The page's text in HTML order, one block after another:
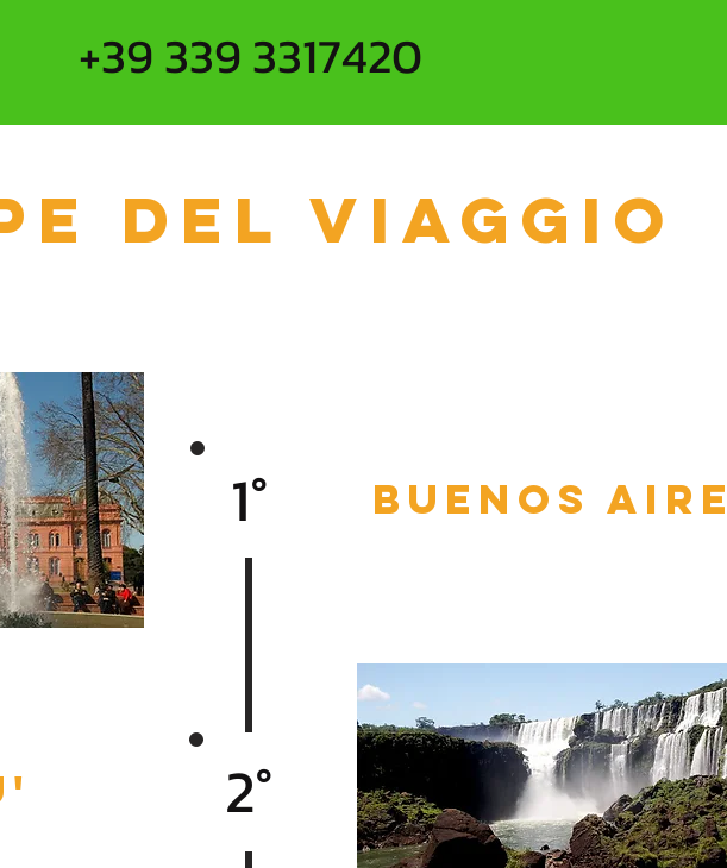
+39 339 3317420
del viaggio
1°
2°
BUENOS